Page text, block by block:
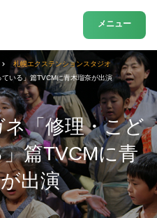
メニュー
「修理・こど
篇TVCMに青
出演
札幌エクステンションスタジオ
いる」篇TVCMに青木瑠奈が出演